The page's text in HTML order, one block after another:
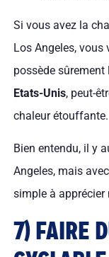
Si vous avez la
Los Angeles, vous
possède sûrement
Etats-Unis, peut-
chaleur étouffante.
Bien entendu, il y
Angeles, mais
simple à apprécier
7) FAIRE